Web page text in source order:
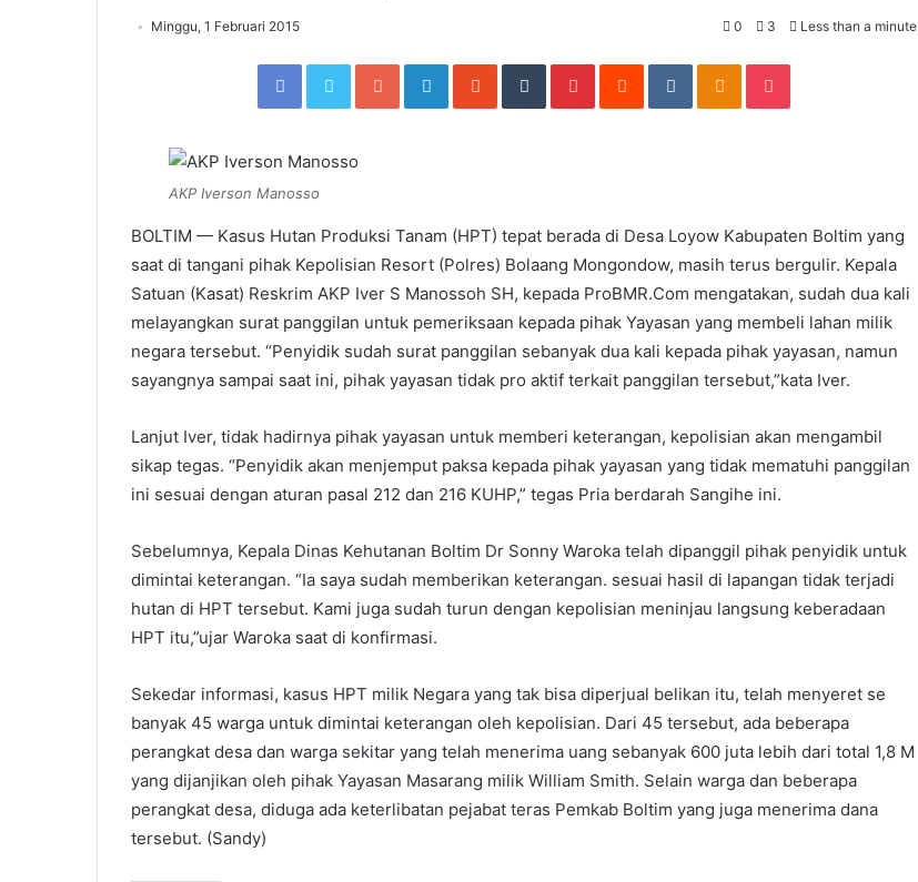
Minggu, 1 Februari 2015 0 3 Less than a minute
FacebookTwitterGoogle+LinkedInStumbleUpon
TumblrPinterestReddit VKontakteOdnoklassniki
Pocket
AKP Iverson Manosso
BOLTIM — Kasus Hutan Produksi Tanam (HPT) tepat berada di Desa Loyow Kabupaten Boltim yang
saat di tangani pihak Kepolisian Resort (Polres) Bolaang Mongondow, masih terus bergulir. Kepala
Satuan (Kasat) Reskrim AKP Iver S Manossoh SH, kepada ProBMR.Com mengatakan, sudah dua kali
melayangkan surat panggilan untuk pemeriksaan kepada pihak Yayasan yang membeli lahan milik
negara tersebut. “Penyidik sudah surat panggilan sebanyak dua kali kepada pihak yayasan, namun
sayangnya sampai saat ini, pihak yayasan tidak pro aktif terkait panggilan tersebut,”kata Iver.
Lanjut Iver, tidak hadirnya pihak yayasan untuk memberi keterangan, kepolisian akan mengambil
sikap tegas. “Penyidik akan menjemput paksa kepada pihak yayasan yang tidak mematuhi panggilan
ini sesuai dengan aturan pasal 212 dan 216 KUHP,” tegas Pria berdarah Sangihe ini.
Sebelumnya, Kepala Dinas Kehutanan Boltim Dr Sonny Waroka telah dipanggil pihak penyidik untuk
dimintai keterangan. “Ia saya sudah memberikan keterangan. sesuai hasil di lapangan tidak terjadi
hutan di HPT tersebut. Kami juga sudah turun dengan kepolisian meninjau langsung keberadaan
HPT itu,”ujar Waroka saat di konfirmasi.
Sekedar informasi, kasus HPT milik Negara yang tak bisa diperjual belikan itu, telah menyeret se
banyak 45 warga untuk dimintai keterangan oleh kepolisian. Dari 45 tersebut, ada beberapa
perangkat desa dan warga sekitar yang telah menerima uang sebanyak 600 juta lebih dari total 1,8 M
yang dijanjikan oleh pihak Yayasan Masarang milik William Smith. Selain warga dan beberapa
perangkat desa, diduga ada keterlibatan pejabat teras Pemkab Boltim yang juga menerima dana
tersebut. (Sandy)